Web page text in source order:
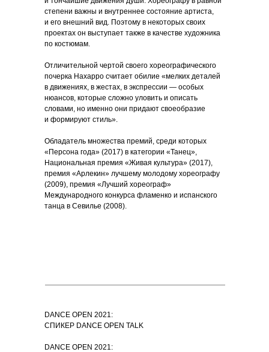
степени важны и внутреннее состояние артиста,
и его внешний вид. Поэтому в некоторых своих
проектах он выступает также в качестве художника
по костюмам.
Отличительной чертой своего хореографического
почерка Нахарро считает обилие «мелких деталей
в движениях, в жестах, в экспрессии — особых
нюансов, которые сложно уловить и описать
словами, но именно они придают своеобразие
и формируют стиль».
Обладатель множества премий, среди которых
«Персона года» (2017) в категории «Танец»,
Национальная премия «Живая культура» (2017),
премия «Арлекин» лучшему молодому хореографу
(2009), премия «Лучший хореограф»
Международного конкурса фламенко и испанского
танца в Севилье (2008).
DANCE OPEN 2021:
СПИКЕР DANCE OPEN TALK
DANCE OPEN 2021: